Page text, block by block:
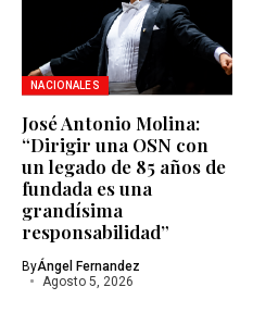
NACIONALES
José Antonio Molina:
“Dirigir una OSN con
un legado de 85 años de
fundada es una
grandísima
responsabilidad”
ByÁngel Fernandez
Agosto 5, 2026